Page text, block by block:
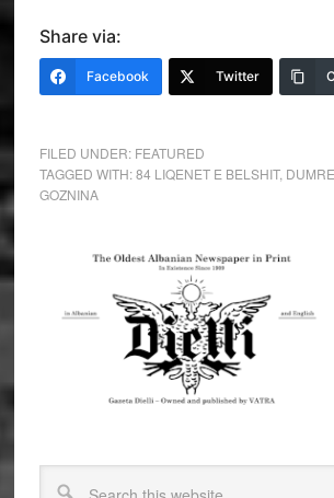
Share via:
Facebook Twitter
FILED UNDER: FEATURED
TAGGED WITH:84 LIQENET E BELSHIT,
GOZNINA